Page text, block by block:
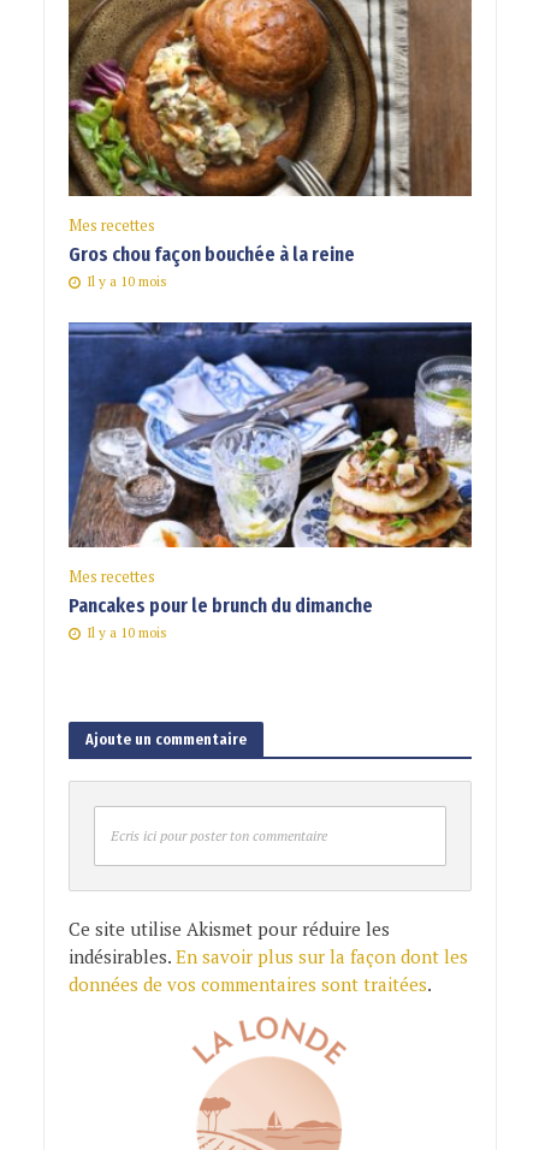
Mes recettes
Gros chou façon bouchée à la reine
Il y a 10 mois
Mes recettes
Pancakes pour le brunch du dimanche
Il y a 10 mois
Ajoute un commentaire
Ecris ici pour poster ton commentaire
Ce site utilise Akismet pour réduire les
indésirables. En savoir plus sur la façon dont les
données de vos commentaires sont traitées.